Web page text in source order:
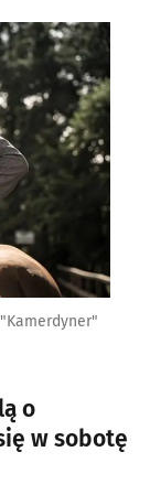
o
w sobotę